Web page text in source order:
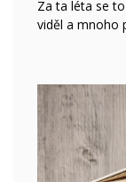
Za ta léta se
viděl a mnoho